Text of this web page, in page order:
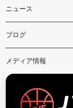
ニュース
ブログ
メディア情報